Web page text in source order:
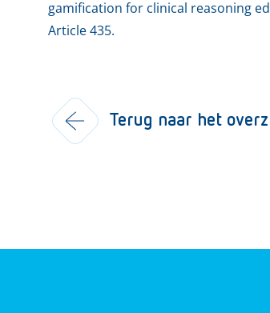
gamification for clinical reasoning
Article 435.
Terug naar het